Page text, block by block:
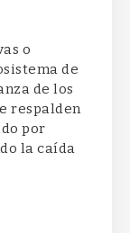
o
de
de los
respalden
por
la caída